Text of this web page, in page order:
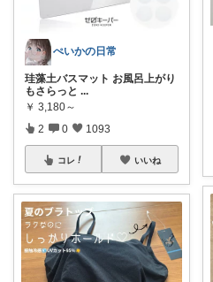
ぺいかの日常
珪藻土バスマット お風呂上がり
もさらっと ...
￥ 3,180～
2 0 1093
コレ いいね